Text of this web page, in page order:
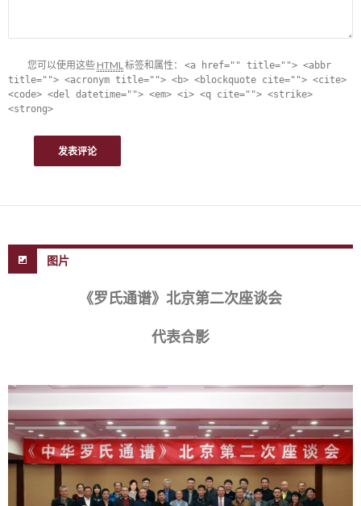
您可以使用这些 HTML标签和属性： <a href="" title=""> <abbr
title=""> <acronym title=""> <b> <blockquote cite=""> <cite>
<code> <del datetime=""> <em> <i> <q cite=""> <strike>
<strong>
图片
《罗氏通谱》北京第二次座谈会
代表合影